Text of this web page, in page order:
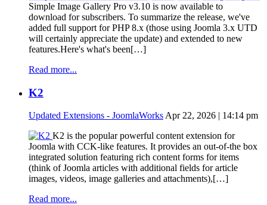
Simple Image Gallery Pro v3.10 is now available to
download for subscribers. To summarize the release, we've
added full support for PHP 8.x (those using Joomla 3.x UTD
will certainly appreciate the update) and extended to new
features.Here's what's been[…]
Read more...
K2
Updated Extensions - JoomlaWorksApr 22, 2026 | 14:14 pm
K2 is the popular powerful content extension for
Joomla with CCK-like features. It provides an out-of-the box
integrated solution featuring rich content forms for items
(think of Joomla articles with additional fields for article
images, videos, image galleries and attachments),[…]
Read more...